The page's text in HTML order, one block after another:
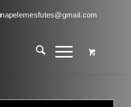
napelemesfutes@gmail.com